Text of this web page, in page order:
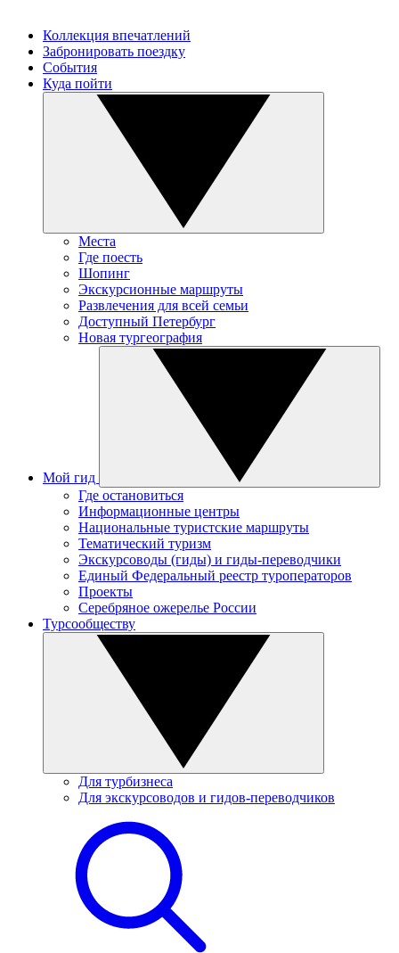
Коллекция впечатлений
Забронировать поездку
События
Куда пойти
Места
Где поесть
Шопинг
Экскурсионные маршруты
Развлечения для всей семьи
Доступный Петербург
Новая тургеография
Мой гид
Где остановиться
Информационные центры
Национальные туристские маршруты
Тематический туризм
Экскурсоводы (гиды) и гиды-переводчики
Единый Федеральный реестр туроператоров
Проекты
Серебряное ожерелье России
Турсообществу
Для турбизнеса
Для экскурсоводов и гидов-переводчиков